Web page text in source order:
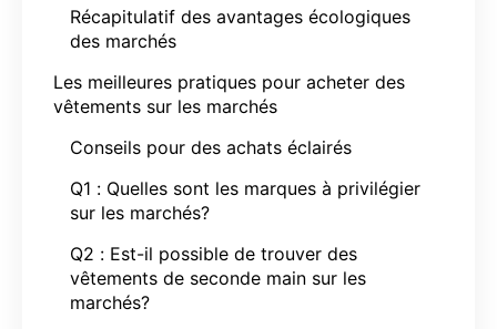
Récapitulatif des avantages écologiques
des marchés
Les meilleures pratiques pour acheter des
vêtements sur les marchés
Conseils pour des achats éclairés
Q1 : Quelles sont les marques à privilégier
sur les marchés?
Q2 : Est-il possible de trouver des
vêtements de seconde main sur les
marchés?